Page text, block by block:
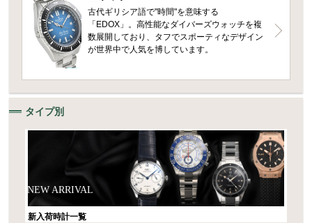
古代ギリシア語で"時間"を意味する
「EDOX」。高性能なダイバーズウォッチを複
数展開しており、タフでスポーティなデザイン
が世界中で人気を博しています。
タイプ別
NEW ARRIVAL
新入荷時計一覧